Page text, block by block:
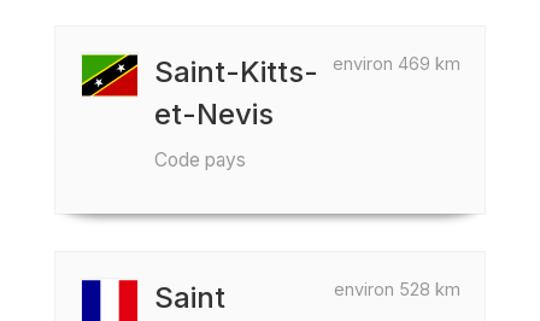
environ 469 km
Saint-Kitts-
et-Nevis
Code pays
environ 528 km
Saint